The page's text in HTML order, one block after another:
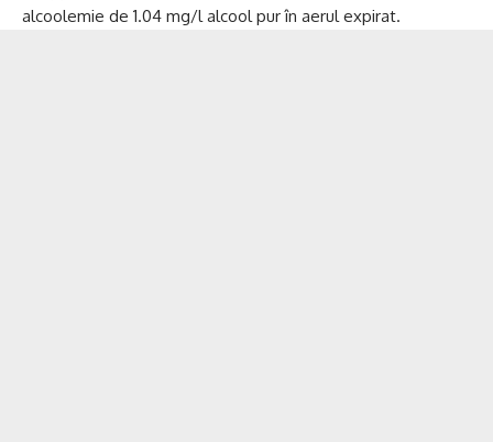
alcoolemie de 1.04 mg/l alcool pur în aerul expirat.